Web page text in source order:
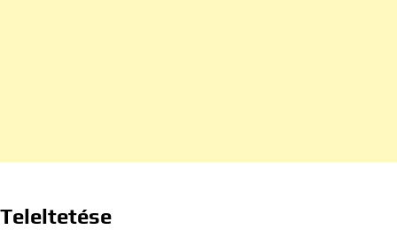
Teleltetése